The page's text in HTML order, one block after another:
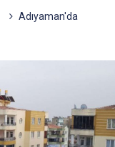
Adıyaman'da